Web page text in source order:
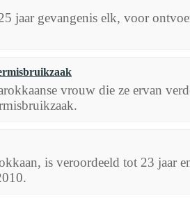
jaar gevangenis elk, voor
vrouw die ze ervan
is veroordeeld tot 23 jaar